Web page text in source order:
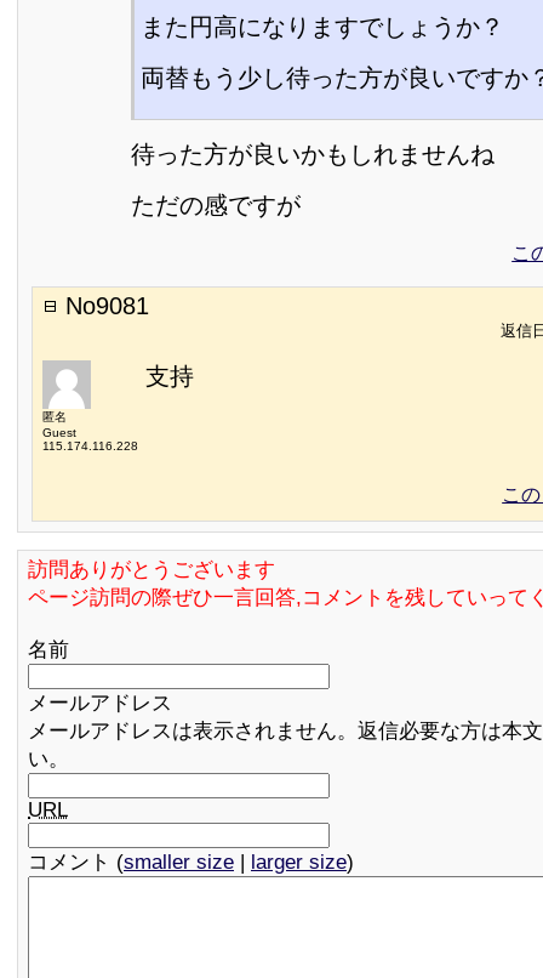
また円高になりますでしょうか？
両替もう少し待った方が良いですか
待った方が良いかもしれませんね
ただの感ですが
こ
No9081
返信
匿名
Guest
115.174.116.228
支持
こ
訪問ありがとうございます
ページ訪問の際ぜひ一言回答,コメントを残していって
名前
メールアドレス
メールアドレスは表示されません。返信必要な方は本
い。
URL
コメント (smaller size | larger size)